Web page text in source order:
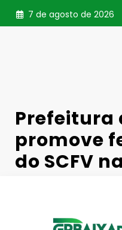
Pular
para
7 de agosto de 2026
Prefeitura
promove
do SCFV